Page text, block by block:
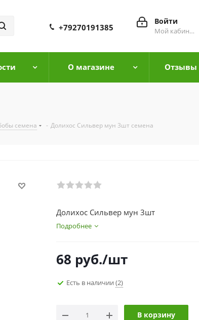
Войти
Мой кабинет
+79270191385
О магазине Отзывы
семена - Долихос Сильвер мун 3шт семена
Долихос Сильвер мун 3шт
Подробнее
68 руб./шт
Есть в наличии (2)
В корзину